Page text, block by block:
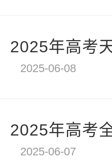
2025年高考
2025-06-08
2025年高考
2025-06-07